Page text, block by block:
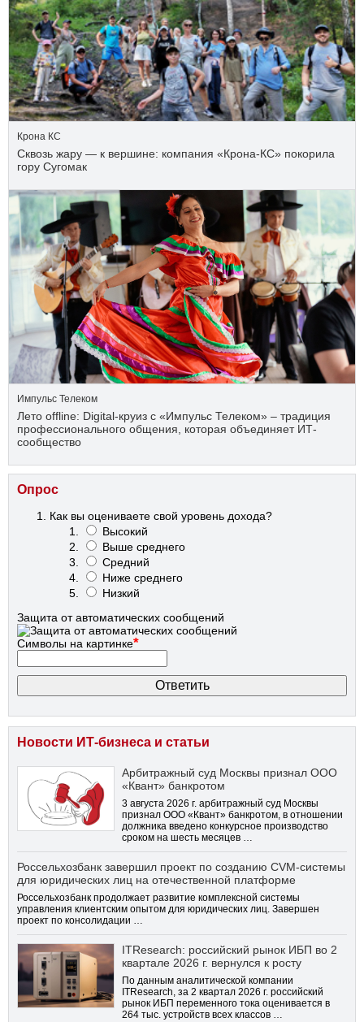
Крона КС
Сквозь жару — к вершине: компания «Крона‑КС» покорила
гору Сугомак
Импульс Телеком
Лето offline: Digital-круиз с «Импульс Телеком» – традиция
профессионального общения, которая объединяет ИТ-
сообщество
Опрос
Как вы оцениваете свой уровень дохода?
Высокий
Выше среднего
Средний
Ниже среднего
Низкий
Защита от автоматических сообщений
Символы на картинке*
Новости ИТ-бизнеса и статьи
Арбитражный суд Москвы признал ООО
«Квант» банкротом
3 августа 2026 г. арбитражный суд Москвы
признал ООО «Квант» банкротом, в отношении
должника введено конкурсное производство
сроком на шесть месяцев …
Россельхозбанк завершил проект по созданию CVM-системы
для юридических лиц на отечественной платформе
Россельхозбанк продолжает развитие комплексной системы
управления клиентским опытом для юридических лиц. Завершен
проект по консолидации …
ITResearch: российский рынок ИБП во 2
квартале 2026 г. вернулся к росту
По данным аналитической компании
ITResearch, за 2 квартал 2026 г. российский
рынок ИБП переменного тока оценивается в
264 тыс. устройств всех классов …